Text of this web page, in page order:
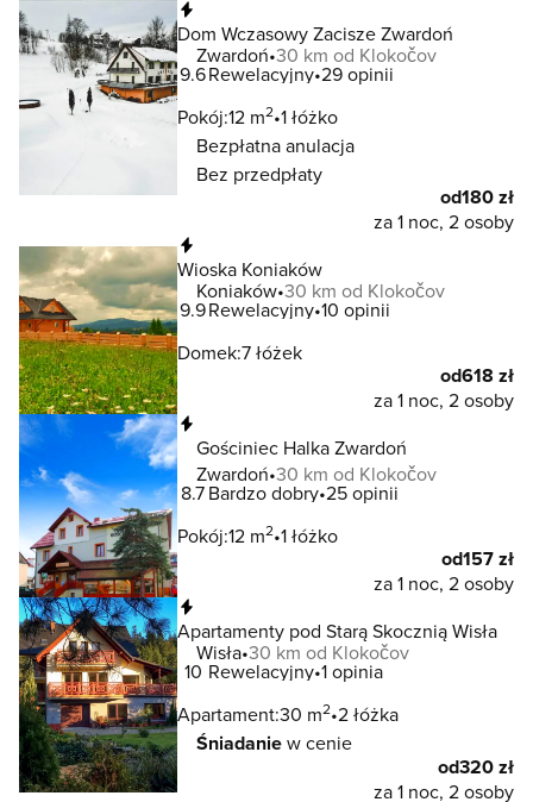
Dom Wczasowy Zacisze Zwardoń
Zwardoń 30 km od Klokočov
9.6Rewelacyjny 29 opinii
Pokój:12 m2 1 łóżko
Bezpłatna anulacja
Bez przedpłaty
od180 zł
za 1 noc, 2 osoby
Wioska Koniaków
Koniaków 30 km od Klokočov
9.9Rewelacyjny 10 opinii
Domek:7 łóżek
od618 zł
za 1 noc, 2 osoby
Gościniec Halka Zwardoń
Zwardoń 30 km od Klokočov
8.7Bardzo dobry 25 opinii
Pokój:12 m2 1 łóżko
od157 zł
za 1 noc, 2 osoby
Apartamenty pod Starą Skocznią Wisła
Wisła 30 km od Klokočov
10 Rewelacyjny 1 opinia
Apartament:30 m2 2 łóżka
Śniadaniew cenie
od320 zł
za 1 noc, 2 osoby